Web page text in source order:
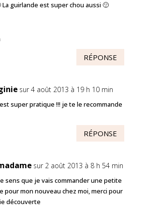
La guirlande est super chou aussi 🙂
RÉPONSE
sur 4 août 2013 à 19 h 10 min
super pratique !!! je te le recommande
RÉPONSE
sur 2 août 2013 à 8 h 54 min
je sens que je vais commander une petite
pour mon nouveau chez moi, merci pour
découverte